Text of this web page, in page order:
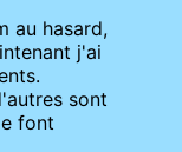
au hasard,
j'ai
sont
font